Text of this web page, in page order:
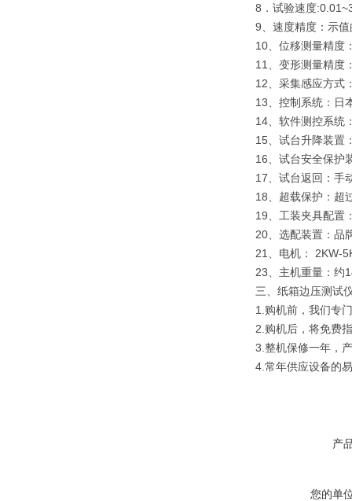
8．试验速度
9、速度精度：示
10、位移测量精度
11、变形测量精度
12、采集感应方式
13、控制系统：日
14、软件测控系统
15、试台升降装置
16、试台安全保护
17、试台返回：手
18、超载保护：超
19、工装夹具配置
20、选配装置：品
21、电机： 2KW-
23、主机重量：约
三、纸箱边压测试
1.购机前，我们专
2.购机后，将免费
3.整机保修一年，
4.常年供应设备的
产
您的单